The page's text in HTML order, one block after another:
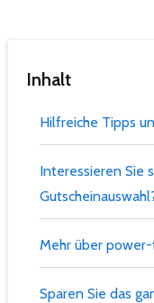
Inhalt
Hilfreiche Tipps
Interessieren Sie
Mehr über
Sparen Sie das